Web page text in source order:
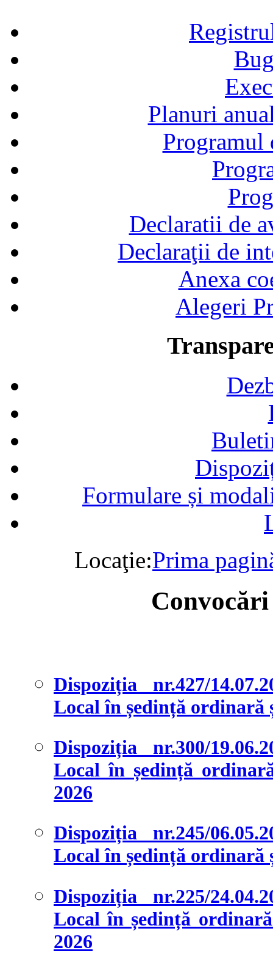
Planuri
Declaratii de
Declaraţii de
Anexa
Alegeri
Formulare și
Locaţie:Prima
Dispoziția nr.427/
Local în ședință ordinară
Dispoziția nr.300/
Local în ședință
2026
Dispoziția nr.245/
Local în ședință ordinară
Dispoziția nr.225/
Local în ședință
2026